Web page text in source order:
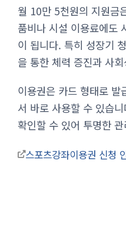
월 10만 5천원의 지원금
품비나 시설 이용료에도
이 됩니다. 특히 성장기
을 통한 체력 증진과 사
이용권은 카드 형태로 발
서 바로 사용할 수 있습
확인할 수 있어 투명한
스포츠강좌이용권 신청